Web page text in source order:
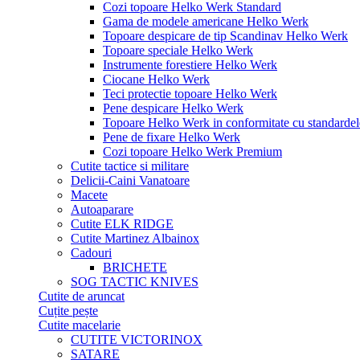
Cozi topoare Helko Werk Standard
Gama de modele americane Helko Werk
Topoare despicare de tip Scandinav Helko Werk
Topoare speciale Helko Werk
Instrumente forestiere Helko Werk
Ciocane Helko Werk
Teci protectie topoare Helko Werk
Pene despicare Helko Werk
Topoare Helko Werk in conformitate cu
Pene de fixare Helko Werk
Cozi topoare Helko Werk Premium
Cutite tactice si militare
Delicii-Caini Vanatoare
Macete
Autoaparare
Cutite ELK RIDGE
Cutite Martinez Albainox
Cadouri
BRICHETE
SOG TACTIC KNIVES
Cutite de aruncat
Cuțite pește
Cutite macelarie
CUTITE VICTORINOX
SATARE